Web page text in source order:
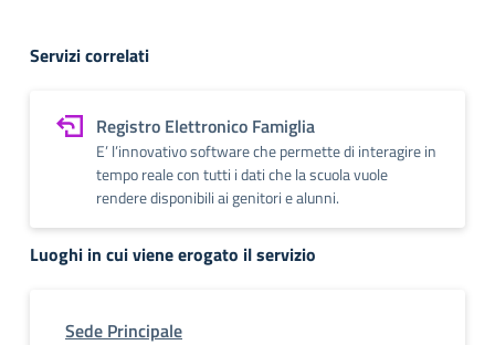
Servizi correlati
Registro Elettronico Famiglia
E’ l’innovativo software che permette di interagire in
tempo reale con tutti i dati che la scuola vuole
rendere disponibili ai genitori e alunni.
Luoghi in cui viene erogato il servizio
Sede Principale